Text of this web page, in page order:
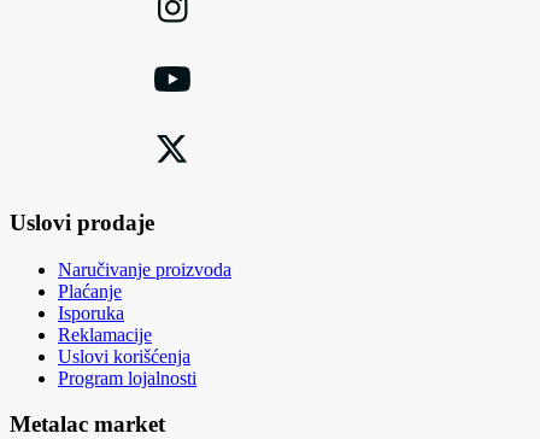
Uslovi prodaje
Naručivanje proizvoda
Plaćanje
Isporuka
Reklamacije
Uslovi korišćenja
Program lojalnosti
Metalac market